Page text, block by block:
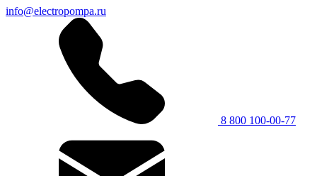
info@electropompa.ru
8 800 100-00-77